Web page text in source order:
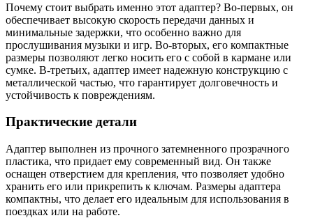
Почему стоит выбрать именно этот адаптер? Во-первых, он
обеспечивает высокую скорость передачи данных и
минимальные задержки, что особенно важно для
прослушивания музыки и игр. Во-вторых, его компактные
размеры позволяют легко носить его с собой в кармане или
сумке. В-третьих, адаптер имеет надежную конструкцию с
металлической частью, что гарантирует долговечность и
устойчивость к повреждениям.
Практические детали
Адаптер выполнен из прочного затемненного прозрачного
пластика, что придает ему современный вид. Он также
оснащен отверстием для крепления, что позволяет удобно
хранить его или прикрепить к ключам. Размеры адаптера
компактны, что делает его идеальным для использования в
поездках или на работе.